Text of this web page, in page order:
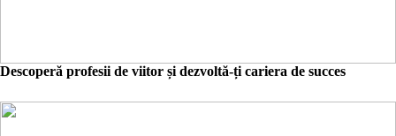
Descoperă profesii de viitor și dezvoltă-ți cariera de succes